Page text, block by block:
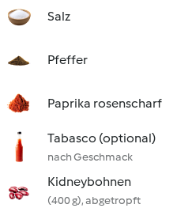
Salz
Pfeffer
Paprika rosenscharf
Tabasco (optional)
nach Geschmack
Kidneybohnen
(400 g), abgetropft